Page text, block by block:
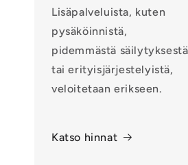
Lisäpalveluista, kuten
pysäköinnistä,
pidemmästä säilytyksestä
tai erityisjärjestelyistä,
veloitetaan erikseen.
Katso hinnat